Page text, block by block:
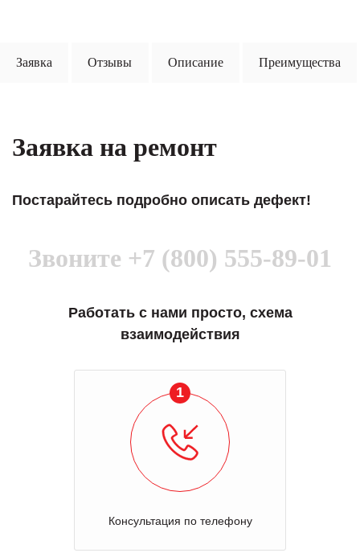
Заявка Отзывы Описание Преимущества
Заявка на ремонт
Постарайтесь подробно описать дефект!
Звоните +7 (800) 555-89-01
Работать с нами просто, схема
взаимодействия
1
Консультация по телефону